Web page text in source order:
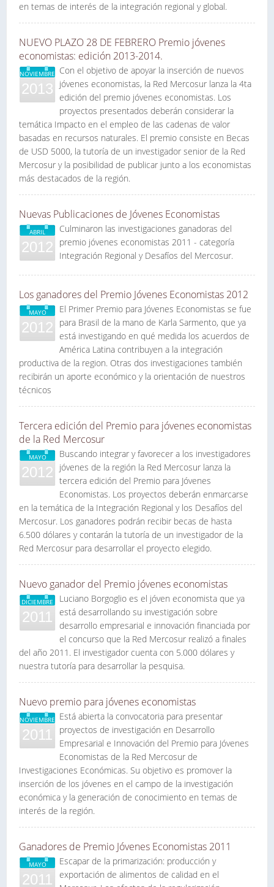
en temas de interés de la integración regional y global.
NUEVO PLAZO 28 DE FEBRERO Premio jóvenes
economistas: edición 2013-2014.
NOVIEMBRE
2013
Con el objetivo de apoyar la inserción de nuevos
jóvenes economistas, la Red Mercosur lanza la 4ta
edición del premio jóvenes economistas. Los
proyectos presentados deberán considerar la
temática Impacto en el empleo de las cadenas de valor
basadas en recursos naturales. El premio consiste en Becas
de USD 5000, la tutoría de un investigador senior de la Red
Mercosur y la posibilidad de publicar junto a los economistas
más destacados de la región.
Nuevas Publicaciones de Jóvenes Economistas
ABRIL
2012
Culminaron las investigaciones ganadoras del
premio jóvenes economistas 2011 - categoría
Integración Regional y Desafíos del Mercosur.
Los ganadores del Premio Jóvenes Economistas 2012
MAYO
2012
El Primer Premio para Jóvenes Economistas se fue
para Brasil de la mano de Karla Sarmento, que ya
está investigando en qué medida los acuerdos de
América Latina contribuyen a la integración
productiva de la region. Otras dos investigaciones también
recibirán un aporte económico y la orientación de nuestros
técnicos
Tercera edición del Premio para jóvenes economistas
de la Red Mercosur
MAYO
2012
Buscando integrar y favorecer a los investigadores
jóvenes de la región la Red Mercosur lanza la
tercera edición del Premio para Jóvenes
Economistas. Los proyectos deberán enmarcarse
en la temática de la Integración Regional y los Desafíos del
Mercosur. Los ganadores podrán recibir becas de hasta
6.500 dólares y contarán la tutoría de un investigador de la
Red Mercosur para desarrollar el proyecto elegido.
Nuevo ganador del Premio jóvenes economistas
DICIEMBRE
2011
Luciano Borgoglio es el jóven economista que ya
está desarrollando su investigación sobre
desarrollo empresarial e innovación financiada por
el concurso que la Red Mercosur realizó a finales
del año 2011. El investigador cuenta con 5.000 dólares y
nuestra tutoría para desarrollar la pesquisa.
Nuevo premio para jóvenes economistas
NOVIEMBRE
2011
Está abierta la convocatoria para presentar
proyectos de investigación en Desarrollo
Empresarial e Innovación del Premio para Jóvenes
Economistas de la Red Mercosur de
Investigaciones Económicas. Su objetivo es promover la
inserción de los jóvenes en el campo de la investigación
económica y la generación de conocimiento en temas de
interés de la región.
Ganadores de Premio Jóvenes Economistas 2011
MAYO
2011
Escapar de la primarización: producción y
exportación de alimentos de calidad en el